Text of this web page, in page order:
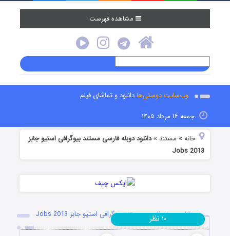
مشاهده فهرست
وب‌سایت دوستی‌هادانلود و تماشای فیلم
جمعه ۱۶ مرداد ۱۴۰۵
خانه » مستند »دانلود دوبله فارسی مستند بیوگرافی استیو جابز
Jobs 2013
دانلود دوبله فارسی مستند بیوگرافی استیو جابز Jobs 2013
۱۰ نظر